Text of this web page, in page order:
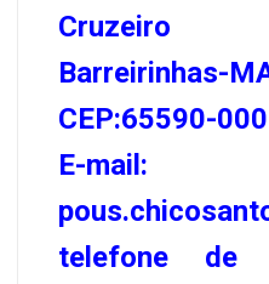
Cruzeiro
Barreirinhas-
CEP:65590-000
E-mail:
telefone de